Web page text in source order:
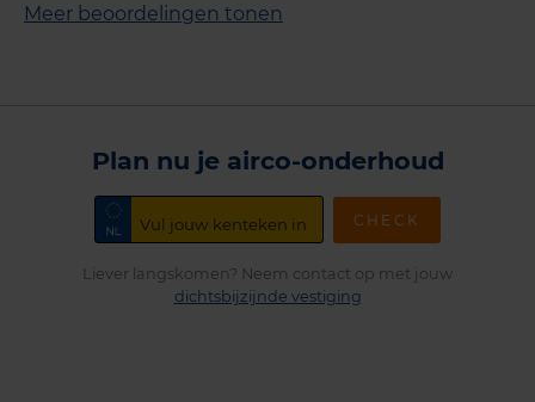
Meer beoordelingen tonen
Plan nu je airco-onderhoud
CHECK
Liever langskomen? Neem contact op met jouw
dichtsbijzijnde vestiging